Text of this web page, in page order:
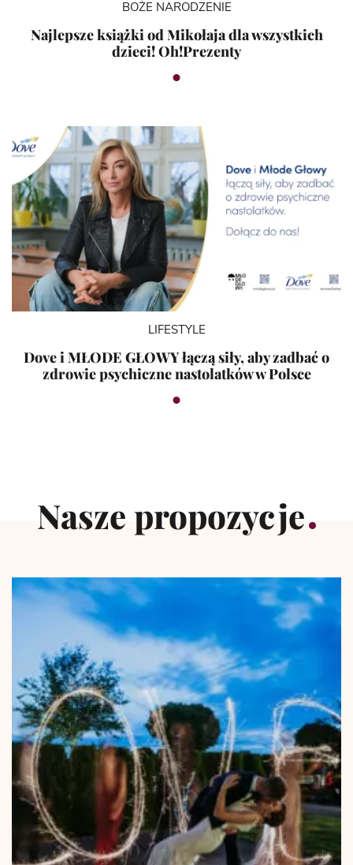
BOŻE NARODZENIE
Najlepsze książki od Mikołaja dla wszystkich
dzieci! Oh!Prezenty
LIFESTYLE
Dove i MŁODE GŁOWY łączą siły, aby zadbać o
zdrowie psychiczne nastolatków w Polsce
Nasze propozycje